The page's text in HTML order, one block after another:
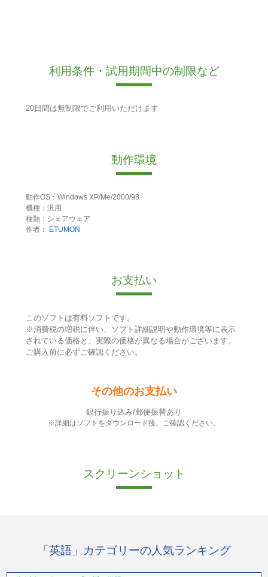
利用条件・試用期間中の制限など
20日間は無制限でご利用いただけます
動作環境
動作OS：Windows XP/Me/2000/98
機種：汎用
種類：シェアウェア
作者：
ETUMON
お支払い
このソフトは有料ソフトです。
※消費税の増税に伴い、ソフト詳細説明や動作環境等に表示
されている価格と、実際の価格が異なる場合がございます。
ご購入前に必ずご確認ください。
その他のお支払い
銀行振り込み/郵便振替あり
※詳細はソフトをダウンロード後、ご確認ください。
スクリーンショット
「英語」カテゴリーの人気ランキング